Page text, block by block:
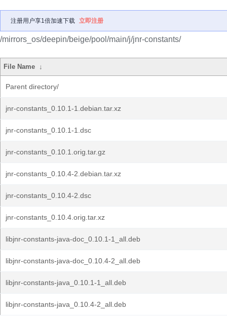
注册用户享1倍加速下载 立即注册
/mirrors_os/deepin/beige/pool/main/j/jnr-constants/
File Name ↓
Parent directory/
jnr-constants_0.10.1-1.debian.tar.xz
jnr-constants_0.10.1-1.dsc
jnr-constants_0.10.1.orig.tar.gz
jnr-constants_0.10.4-2.debian.tar.xz
jnr-constants_0.10.4-2.dsc
jnr-constants_0.10.4.orig.tar.xz
libjnr-constants-java-doc_0.10.1-1_all.deb
libjnr-constants-java-doc_0.10.4-2_all.deb
libjnr-constants-java_0.10.1-1_all.deb
libjnr-constants-java_0.10.4-2_all.deb